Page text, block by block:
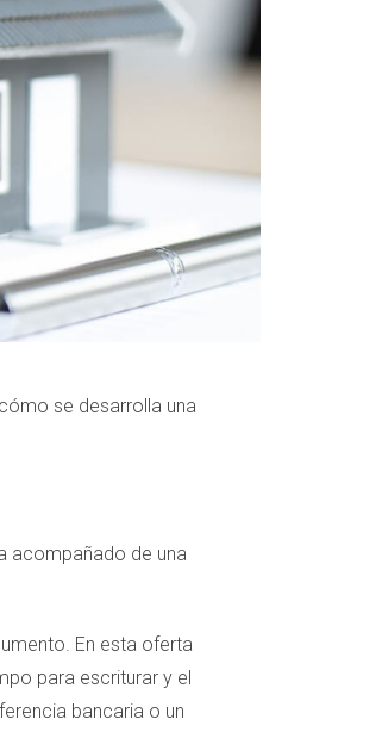
se desarrolla una
acompañado de una
En esta oferta
para escriturar y el
bancaria o un